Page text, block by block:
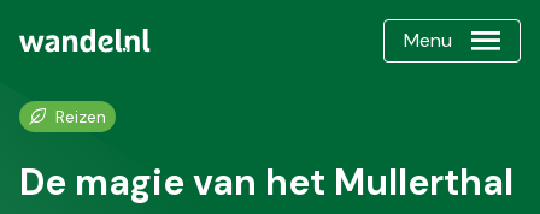
Menu
Reizen
De magie van het Mullerthal